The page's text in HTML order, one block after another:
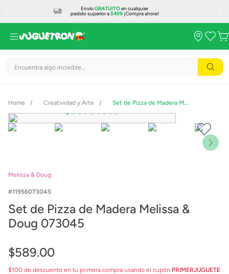
EnvíoGRATUITOen cualquier
pedido superior a$499¡Compra ahora!
Encuentra algo increíble...
Creatividad y Arte Set de Pizza de Madera Melissa & Doug 073045
Melissa & Doug
11956073045
Set de Pizza de Madera Melissa &
Doug 073045
$589.00
$100 de descuento en tu primera compra usando el cupón PRIMERJUGUETE